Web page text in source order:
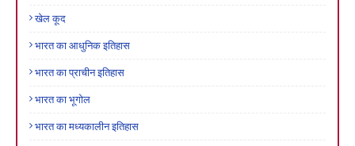
खेल कूद
भारत का आधुनिक इतिहास
भारत का प्राचीन इतिहास
भारत का भूगोल
भारत का मध्यकालीन इतिहास